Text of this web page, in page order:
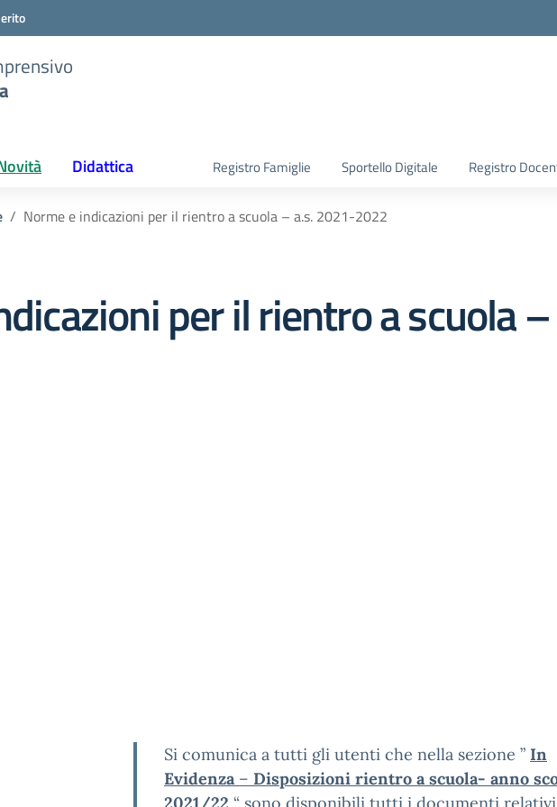
Didattica Registro Famiglie Sportello Digitale Registro
Norme e indicazioni per il rientro a scuola – a.s. 2021-2022
per il rientro a scuola
Si comunica a tutti gli utenti che nella sezione ” In
Evidenza– Disposizioni rientro a scuola- anno